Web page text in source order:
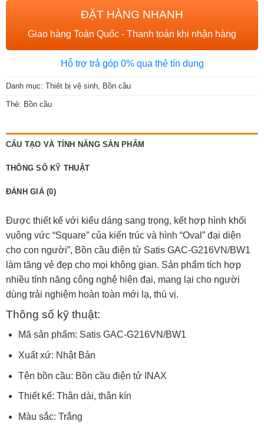
ĐẶT HÀNG NHANH
Giao hàng Toàn Quốc - Thanh toán khi nhận hàng
Hỗ trợ trả góp 0% qua thẻ tín dụng
Danh mục: Thiêt bị vệ sinh, Bồn cầu
Thẻ: Bồn cầu
CẤU TẠO VÀ TÍNH NĂNG SẢN PHẨM
THÔNG SỐ KỸ THUẬT
ĐÁNH GIÁ (0)
Được thiết kế với kiểu dáng sang trọng, kết hợp hình khối
vuông vức “Square” của kiến trúc và hình “Oval” đại diện
cho con người”, Bồn cầu điện tử Satis GAC-G216VN/BW1
làm tăng vẻ đẹp cho mọi không gian. Sản phẩm tích hợp
nhiều tính năng công nghệ hiện đại, mang lại cho người
dùng trải nghiệm hoàn toàn mới lạ, thú vị.
Thông số kỹ thuật:
Mã sản phẩm: Satis GAC-G216VN/BW1
Xuất xứ: Nhật Bản
Tên bồn cầu: Bồn cầu điện tử INAX
Thiết kế: Thân dài, thân kín
Màu sắc: Trắng